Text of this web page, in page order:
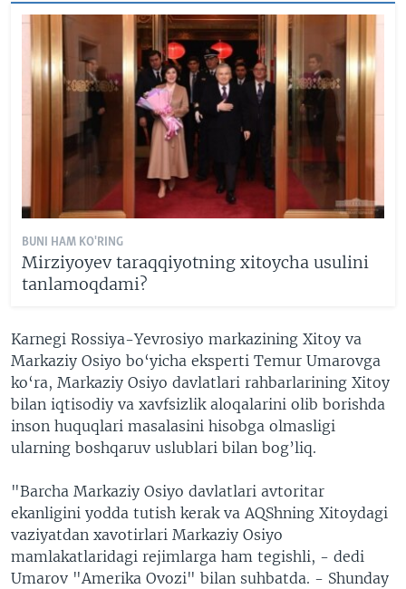
BUNI HAM KO'RING
Mirziyoyev taraqqiyotning xitoycha usulini
tanlamoqdami?
Karnegi Rossiya-Yevrosiyo markazining Xitoy va
Markaziy Osiyo bo‘yicha eksperti Temur Umarovga
ko‘ra, Markaziy Osiyo davlatlari rahbarlarining Xitoy
bilan iqtisodiy va xavfsizlik aloqalarini olib borishda
inson huquqlari masalasini hisobga olmasligi
ularning boshqaruv uslublari bilan bog’liq.
"Barcha Markaziy Osiyo davlatlari avtoritar
ekanligini yodda tutish kerak va AQShning Xitoydagi
vaziyatdan xavotirlari Markaziy Osiyo
mamlakatlaridagi rejimlarga ham tegishli, - dedi
Umarov "Amerika Ovozi" bilan suhbatda. - Shunday